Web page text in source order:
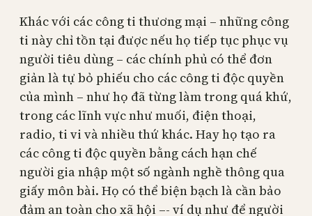
Khác với các công ti thương mại – những công
ti này chỉ tồn tại được nếu họ tiếp tục phục vụ
người tiêu dùng – các chính phủ có thể đơn
giản là tự bỏ phiếu cho các công ti độc quyền
của mình – như họ đã từng làm trong quá khứ,
trong các lĩnh vực như muối, điện thoại,
radio, ti vi và nhiều thứ khác. Hay họ tạo ra
các công ti độc quyền bằng cách hạn chế
người gia nhập một số ngành nghề thông qua
giấy môn bài. Họ có thể biện bạch là cần bảo
đảm an toàn cho xã hội –- ví dụ như để người